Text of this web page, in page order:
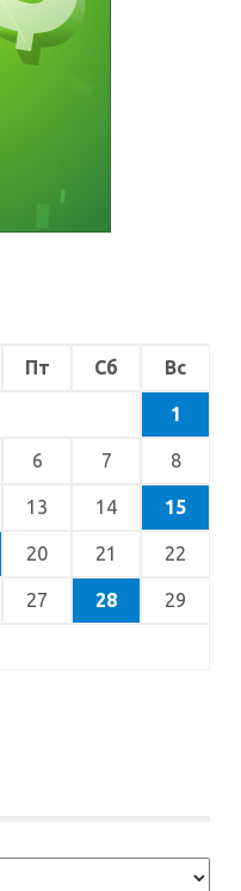
Пт Сб Вс
1
6 7 8
13 14 15
20 21 22
27 28 29